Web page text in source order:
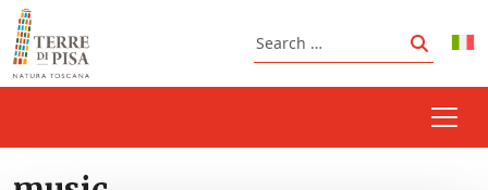
Skip to content
Search
Search